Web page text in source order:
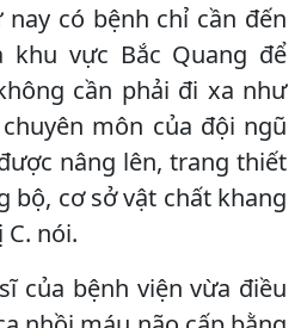
có bệnh chỉ cần đến
khu vực Bắc Quang để
cần phải đi xa như
môn của đội ngũ
nâng lên, trang thiết
bộ, cơ sở vật chất khang
C. nói.
của bệnh viện vừa điều